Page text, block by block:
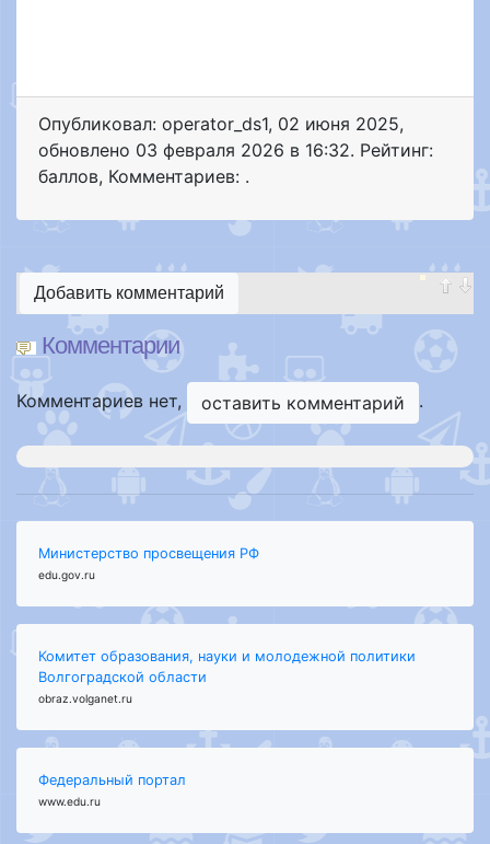
Опубликовал: operator_ds1, 02 июня 2025,
обновлено 03 февраля 2026 в 16:32. Рейтинг:
баллов, Комментариев: .
Добавить комментарий
Комментарии
Комментариев нет, оставить комментарий .
Министерство просвещения РФ
edu.gov.ru
Комитет образования, науки и молодежной политики
Волгоградской области
obraz.volganet.ru
Федеральный портал
www.edu.ru